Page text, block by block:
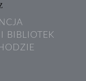
BIBLIOTEK